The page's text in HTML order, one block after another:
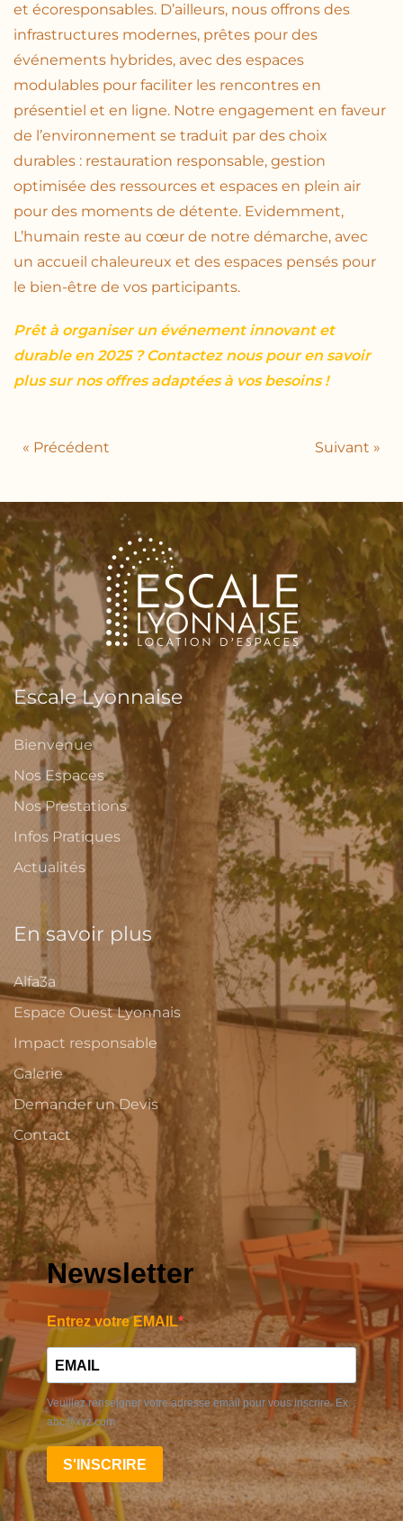
et écoresponsables. D’ailleurs, nous offrons des
infrastructures modernes, prêtes pour des
événements hybrides, avec des espaces
modulables pour faciliter les rencontres en
présentiel et en ligne. Notre engagement en faveur
de l’environnement se traduit par des choix
durables : restauration responsable, gestion
optimisée des ressources et espaces en plein air
pour des moments de détente. Evidemment,
L’humain reste au cœur de notre démarche, avec
un accueil chaleureux et des espaces pensés pour
le bien-être de vos participants.
Prêt à organiser un événement innovant et
durable en 2025 ? Contactez nous pour en savoir
plus sur nos offres adaptées à vos besoins !
« Précédent Suivant »
Escale Lyonnaise
Bienvenue
Nos Espaces
Nos Prestations
Infos Pratiques
Actualités
En savoir plus
Alfa3a
Espace Ouest Lyonnais
Impact responsable
Galerie
Demander un Devis
Contact
Newsletter
Entrez votre EMAIL
Veuillez renseigner votre adresse email pour vous inscrire. Ex. :
abc@xyz.com
S'INSCRIRE